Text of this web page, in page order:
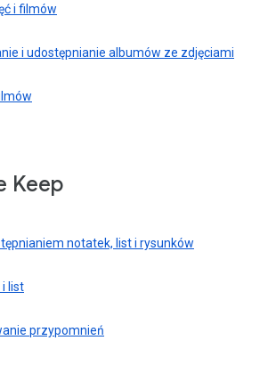
i filmów
i udostępnianie albumów ze zdjęciami
Keep
notatek, list i rysunków
list
przypomnień